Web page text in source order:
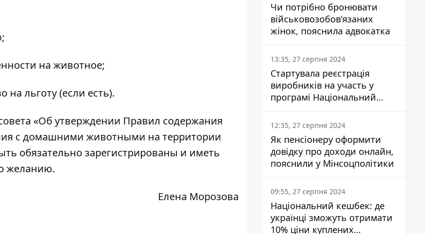
на животное;
льготу (если есть).
«Об утверждении Правил содержания
с домашними животными на территории
обязательно зарегистрированы и иметь
желанию.
Елена Морозова
Чи потрібно бронювати
військовозобов’язаних
жінок, пояснила адвокатка
13:35, 27 серпня 2024
Стартувала реєстрація
виробників на участь у
програмі Національний
кешбек: як це зробити
через портал Дія
12:35, 27 серпня 2024
Як пенсіонеру оформити
довідку про доходи онлайн,
пояснили у Мінсоцполітики
09:55, 27 серпня 2024
Національний кешбек: де
українці зможуть отримати
10% ціни куплених